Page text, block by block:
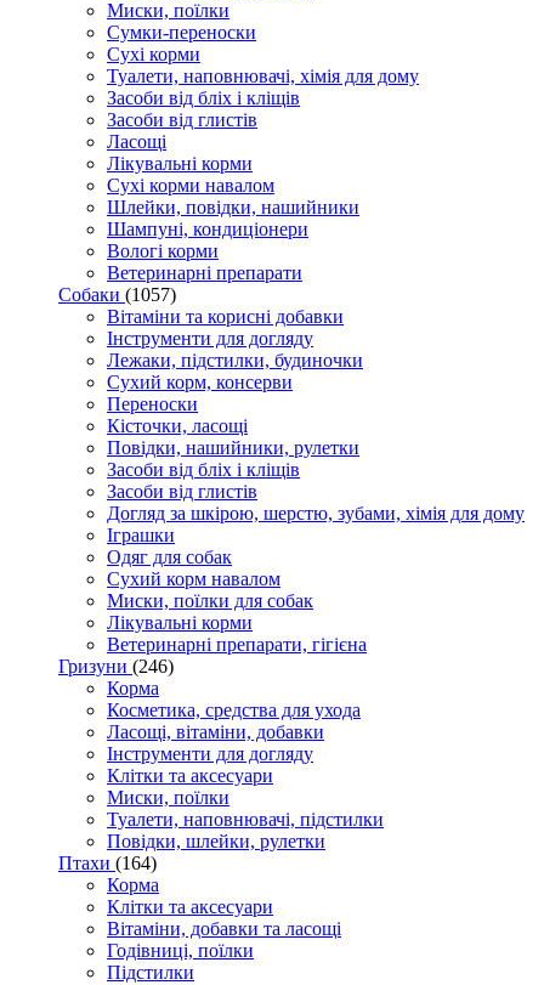
Миски, поїлки
Сумки-переноски
Сухі корми
Туалети, наповнювачі, хімія для дому
Засоби від бліх і кліщів
Засоби від глистів
Ласощі
Лікувальні корми
Сухі корми навалом
Шлейки, повідки, нашийники
Шампуні, кондиціонери
Вологі корми
Ветеринарні препарати
Собаки (1057)
Вітаміни та корисні добавки
Інструменти для догляду
Лежаки, підстилки, будиночки
Сухий корм, консерви
Переноски
Кісточки, ласощі
Повідки, нашийники, рулетки
Засоби від бліх і кліщів
Засоби від глистів
Догляд за шкірою, шерстю, зубами, хімія для дому
Іграшки
Одяг для собак
Сухий корм навалом
Миски, поїлки для собак
Лікувальні корми
Ветеринарні препарати, гігієна
Гризуни (246)
Корма
Косметика, средства для ухода
Ласощі, вітаміни, добавки
Інструменти для догляду
Клітки та аксесуари
Миски, поїлки
Туалети, наповнювачі, підстилки
Повідки, шлейки, рулетки
Птахи (164)
Корма
Клітки та аксесуари
Вітаміни, добавки та ласощі
Годівниці, поїлки
Підстилки